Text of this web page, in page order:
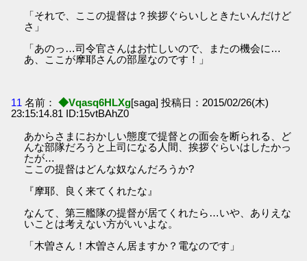
「それで、ここの提督は？挨拶ぐらいしときたいんだけど
さ」
「あのっ…司令官さんはお忙しいので、またの機会に…
あ、ここが摩耶さんの部屋なのです！」
11 名前： ◆Vqasq6HLXg[saga] 投稿日：2015/02/26(木)
23:15:14.81 ID:15vtBAhZ0
あからさまにおかしい態度で提督との面会を断られる、ど
んな部隊だろうと上司になる人間、挨拶ぐらいはしたかっ
たが…
ここの提督はどんな奴なんだろうか?
『摩耶、良く来てくれたな』
なんて、第三艦隊の提督が居てくれたら…いや、ありえな
いことは考えない方がいいよな。
「木曽さん！木曽さん居ますか？電なのです」